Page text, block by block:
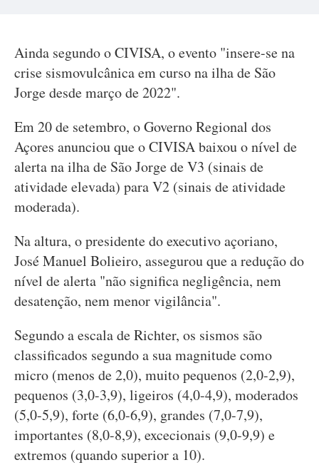
Ainda segundo o CIVISA, o evento "insere-se na
crise sismovulcânica em curso na ilha de São
Jorge desde março de 2022".
Em 20 de setembro, o Governo Regional dos
Açores anunciou que o CIVISA baixou o nível de
alerta na ilha de São Jorge de V3 (sinais de
atividade elevada) para V2 (sinais de atividade
moderada).
Na altura, o presidente do executivo açoriano,
José Manuel Bolieiro, assegurou que a redução do
nível de alerta "não significa negligência, nem
desatenção, nem menor vigilância".
Segundo a escala de Richter, os sismos são
classificados segundo a sua magnitude como
micro (menos de 2,0), muito pequenos (2,0-2,9),
pequenos (3,0-3,9), ligeiros (4,0-4,9), moderados
(5,0-5,9), forte (6,0-6,9), grandes (7,0-7,9),
importantes (8,0-8,9), excecionais (9,0-9,9) e
extremos (quando superior a 10).